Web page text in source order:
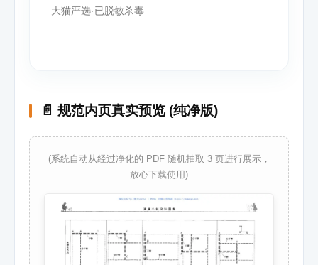
大猫严选·已脱敏杀毒
📄 规范内页真实预览 (纯净版)
(系统自动从经过净化的 PDF 随机抽取 3 页进行展示，
放心下载使用)